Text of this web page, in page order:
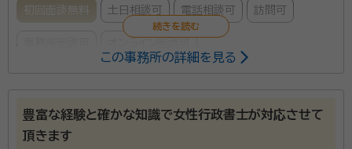
初回面談無料 土日相談可 電話相談可 訪問可
谷元 修（タニモト オサム）
特定行政書士、出入国在留管理庁申請
取次行政書士、ファイナンシャルプランナー、宅地建物取引士
この事務所の詳細を見る
豊富な経験と確かな知識で女性行政書士が対応させて
頂きます